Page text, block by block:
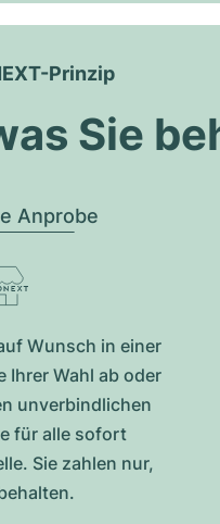
Prinzip
Sie
Anprobe
Wunsch in einer
Ihrer Wahl ab oder
unverbindlichen
für alle sofort
Sie zahlen nur,